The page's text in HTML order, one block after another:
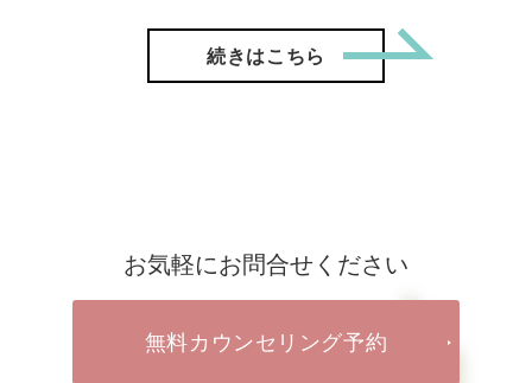
続きはこちら
お気軽にお問合せください
無料カウンセリング予約